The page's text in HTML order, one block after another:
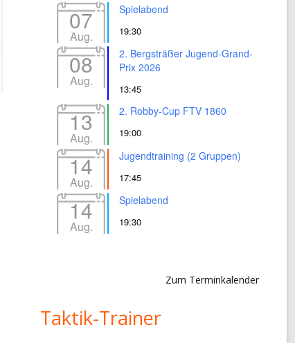
07
Aug.
Spielabend
19:30
08
Aug.
2. Bergsträßer Jugend-Grand-
Prix 2026
13:45
13
Aug.
2. Robby-Cup FTV 1860
19:00
14
Aug.
Jugendtraining (2 Gruppen)
17:45
14
Aug.
Spielabend
19:30
Zum Terminkalender
Taktik-Trainer